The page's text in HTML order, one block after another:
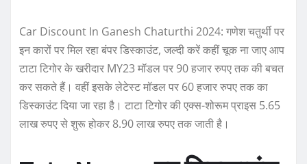
Car Discount In Ganesh Chaturthi 2024: गणेश चतुर्थी पर
इन कारों पर मिल रहा बंपर डिस्काउंट, जल्दी करें कहीं चूक ना जाए आप
टाटा टिगोर के खरीदार MY23 मॉडल पर 90 हजार रुपए तक की बचत
कर सकते हैं। वहीं इसके लेटेस्ट मॉडल पर 60 हजार रुपए तक का
डिस्काउंट दिया जा रहा है। टाटा टिगोर की एक्स-शोरूम प्राइस 5.65
लाख रुपए से शुरू होकर 8.90 लाख रुपए तक जाती है।